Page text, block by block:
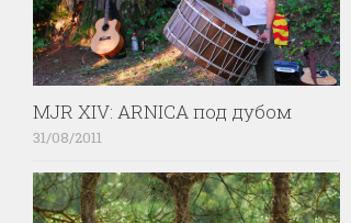
MJR XIV: ARNICA под дубом
31/08/2011